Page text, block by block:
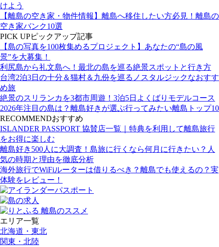
けよう
【離島の空き家・物件情報】離島へ移住したい方必見！離島の
空き家バンク10選
PICK UPピックアップ記事
【島の写真を100枚集めるプロジェクト】あなたの“島の風
景”を大募集！
利尻島から礼文島へ！最北の島を巡る絶景スポットと行き方
台湾2泊3日の十分＆猫村＆九份を巡るノスタルジックなおすす
め旅
絶景のスリランカを3都市周遊！3泊5日よくばりモデルコース
2026年注目の島は？離島好きが選ぶ行ってみたい離島トップ10
RECOMMENDおすすめ
ISLANDER PASSPORT 協賛店一覧｜特典を利用して離島旅行
をお得に楽しむ
離島好き500人に大調査！島旅に行くなら何月に行きたい？人
気の時期と理由を徹底分析
海外旅行でWiFiルーターは借りるべき？離島でも使えるの？実
体験をレビュー！
エリア一覧
北海道・東北
関東・北陸